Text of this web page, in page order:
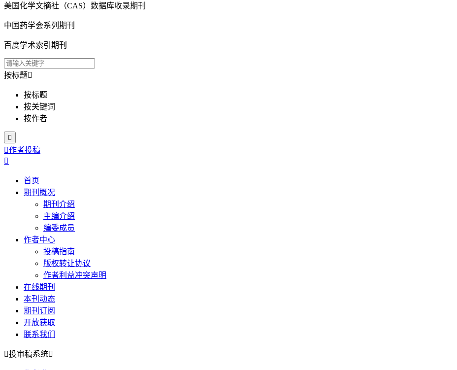
美国化学文摘社（CAS）数据库收录期刊
中国药学会系列期刊
百度学术索引期刊
按标题
按标题
按关键词
按作者

作者投稿

首页
期刊概况
期刊介绍
主编介绍
编委成员
作者中心
投稿指南
版权转让协议
作者利益冲突声明
在线期刊
本刊动态
期刊订阅
开放获取
联系我们
投审稿系统